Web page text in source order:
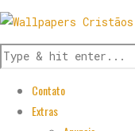
Contato
Extras